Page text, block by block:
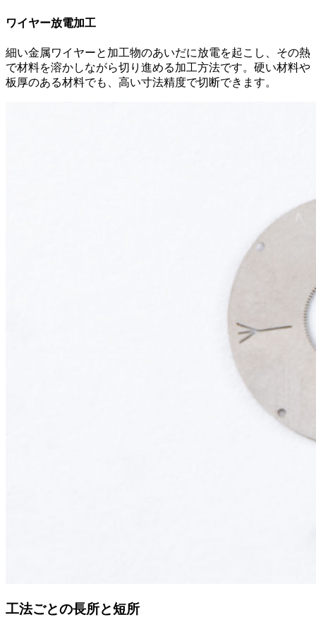
ワイヤー放電加工
細い金属ワイヤーと加工物のあいだに放電を起こし、その熱
で材料を溶かしながら切り進める加工方法です。硬い材料や
板厚のある材料でも、高い寸法精度で切断できます。
工法ごとの長所と短所